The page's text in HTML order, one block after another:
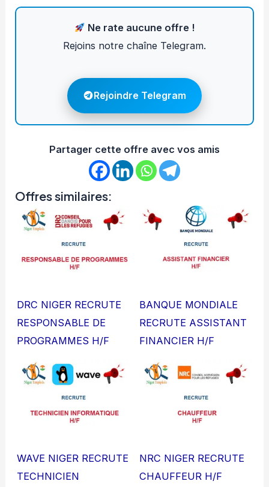
Ne rate aucune offre !
Rejoins notre chaîne Telegram.
Rejoindre Telegram
Partager cette offre avec vos amis
Offres similaires:
DRC NIGER RECRUTE
RESPONSABLE DE
PROGRAMMES H/F
BANQUE MONDIALE
RECRUTE ASSISTANT
FINANCIER H/F
WAVE NIGER RECRUTE
TECHNICIEN
NRC NIGER RECRUTE
CHAUFFEUR H/F